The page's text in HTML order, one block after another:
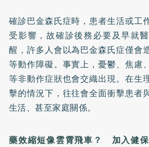
確診巴金森氏症時，患者生活或工
受影響，故確診後務必要及早就
醒，許多人會以為巴金森氏症僅會
等動作障礙。事實上，憂鬱、焦慮
等非動作症狀也會交織出現。在生
擊的情況下，往往會全面衝擊患者
生活、甚至家庭關係。
藥效縮短像雲霄飛車？ 加入健